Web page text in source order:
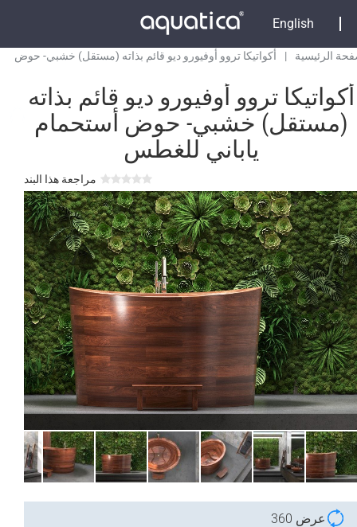
English
الرئيسية |
أكواتيكا تروو أوفيورو ديو قائم بذاته (مستقل) خشبي- حوض
أكواتيكا تروو أوفيورو ديو قائم بذاته
(مستقل) خشبي- حوض أستحمام
ياباني للغطس
مراجعة هذا البند
عرض 360